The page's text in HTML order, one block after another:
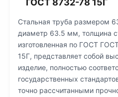
ГОСТ 8732-78 15Г
Стальная труба размером
диаметр 63.5 мм, толщина
изготовленная по ГОСТ
15Г, представляет собой
изделие, полностью
государственных
точно рассчитанными